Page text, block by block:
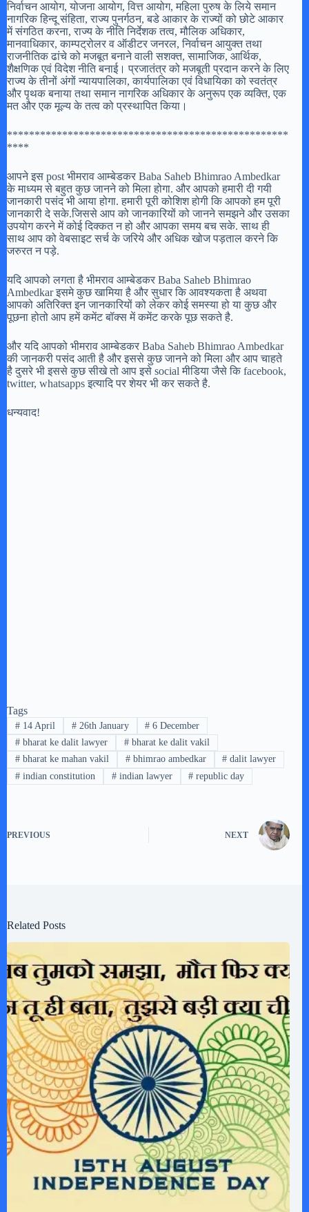
निर्वाचन आयोग, योजना आयोग, वित्त आयोग, महिला पुरुष के लिये समान
नागरिक हिन्दू संहिता, राज्य पुनर्गठन, बडे आकार के राज्यों को छोटे आकार
में संगठित करना, राज्य के नीति निर्देशक तत्व, मौलिक अधिकार,
मानवाधिकार, काम्पट्रोलर व ऑडीटर जनरल, निर्वाचन आयुक्त तथा
राजनीतिक ढांचे को मजबूत बनाने वाली सशक्त, सामाजिक, आर्थिक,
शैक्षणिक एवं विदेश नीति बनाई। प्रजातंत्र को मजबूती प्रदान करने के लिए
राज्य के तीनों अंगों न्यायपालिका, कार्यपालिका एवं विधायिका को स्वतंत्र
और पृथक बनाया तथा समान नागरिक अधिकार के अनुरूप एक व्यक्ति, एक
मत और एक मूल्य के तत्व को प्रस्थापित किया।
***************************************************
****
आपने इस post भीमराव आम्बेडकर Baba Saheb Bhimrao Ambedkar
के माध्यम से बहुत कुछ जानने को मिला होगा. और आपको हमारी दी गयी
जानकारी पसंद भी आया होगा. हमारी पूरी कोशिश होगी कि आपको हम पूरी
जानकारी दे सके.जिससे आप को जानकारियों को जानने समझने और उसका
उपयोग करने में कोई दिक्कत न हो और आपका समय बच सके. साथ ही
साथ आप को वेबसाइट सर्च के जरिये और अधिक खोज पड़ताल करने कि
जरुरत न पड़े.
यदि आपको लगता है भीमराव आम्बेडकर Baba Saheb Bhimrao
Ambedkar इसमे कुछ खामिया है और सुधार कि आवश्यकता है अथवा
आपको अतिरिक्त इन जानकारियों को लेकर कोई समस्या हो या कुछ और
पूछना होतो आप हमें कमेंट बॉक्स में कमेंट करके पूछ सकते है.
और यदि आपको भीमराव आम्बेडकर Baba Saheb Bhimrao Ambedkar
की जानकरी पसंद आती है और इससे कुछ जानने को मिला और आप चाहते
है दुसरे भी इससे कुछ सीखे तो आप इसे social मीडिया जैसे कि facebook,
twitter, whatsapps इत्यादि पर शेयर भी कर सकते है.
धन्यवाद!
Tags
#14 April #26th January # 6 December
#bharat ke dalit lawyer #bharat ke dalit vakil
#bharat ke mahan vakil #bhimrao ambedkar # dalit lawyer
#indian constitution #indian lawyer # republic day
PREVIOUS NEXT
Related Posts